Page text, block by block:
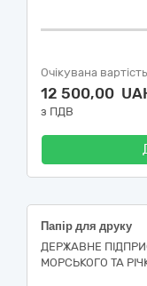
Очікувана вартість
12 500,00
з ПДВ
Папір для друку
ДЕРЖАВНЕ
МОРСЬКОГО ТА